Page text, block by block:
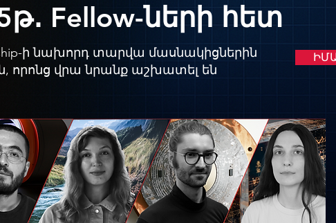
Fellow-ների հետ
ի նախորդ տարվա մասնակիցներին
որոնց վրա նրանք աշխատել են